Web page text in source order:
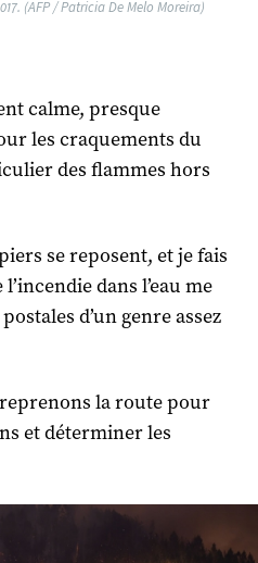
(AFP / Patricia De Melo Moreira)
calme, presque
les craquements du
des flammes hors
se reposent, et je fais
dans l’eau me
d’un genre assez
la route pour
et déterminer les